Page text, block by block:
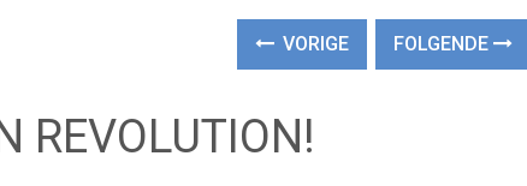
VORIGE FOLGENDE
REVOLUTION!